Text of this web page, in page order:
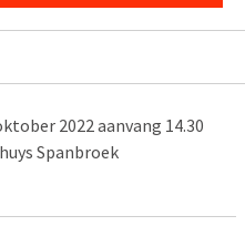
2022 aanvang 14.30
Spanbroek